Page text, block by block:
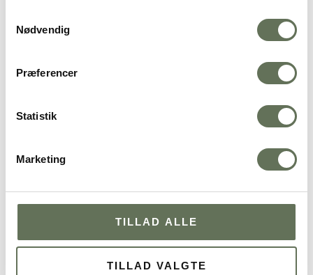
Nødvendig
Præferencer
Statistik
Marketing
TILLAD ALLE
TILLAD VALGTE